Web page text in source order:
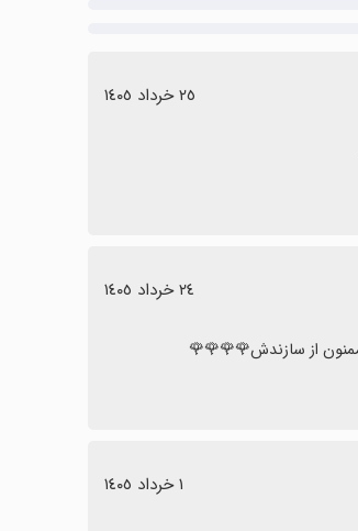
٢٥ خرداد ١٤٠٥
٢٤ خرداد ١٤٠٥
١ خرداد ١٤٠٥